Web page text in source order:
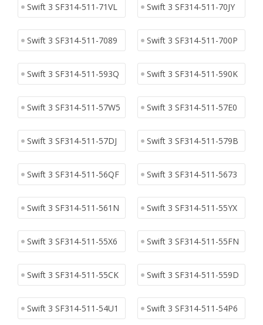
Swift 3 SF314-511-71VL Swift 3 SF314-511-70JY
Swift 3 SF314-511-7089 Swift 3 SF314-511-700P
Swift 3 SF314-511-593Q Swift 3 SF314-511-590K
Swift 3 SF314-511-57W5 Swift 3 SF314-511-57E0
Swift 3 SF314-511-57DJ Swift 3 SF314-511-579B
Swift 3 SF314-511-56QF Swift 3 SF314-511-5673
Swift 3 SF314-511-561N Swift 3 SF314-511-55YX
Swift 3 SF314-511-55X6 Swift 3 SF314-511-55FN
Swift 3 SF314-511-55CK Swift 3 SF314-511-559D
Swift 3 SF314-511-54U1 Swift 3 SF314-511-54P6